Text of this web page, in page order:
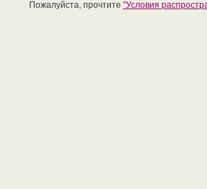
Пожалуйста, прочтите "Условия